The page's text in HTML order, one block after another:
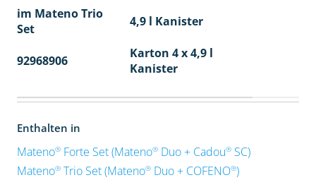
im Mateno Trio
Set
4,9 l Kanister
92968906
Karton 4 x 4,9 l
Kanister
Enthalten in
Mateno®Forte Set (Mateno®Duo + Cadou®SC)
Mateno®Trio Set (Mateno®Duo + COFENO®)